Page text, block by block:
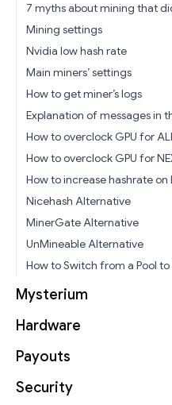
7 myths about mining that
Mining settings
Nvidia low hash rate
Main miners’ settings
How to get miner’s logs
Explanation of messages in
How to overclock GPU for
How to overclock GPU for
How to increase hashrate on
Nicehash Alternative
MinerGate Alternative
UnMineable Alternative
How to Switch from a Pool
Mysterium
Hardware
Payouts
Security